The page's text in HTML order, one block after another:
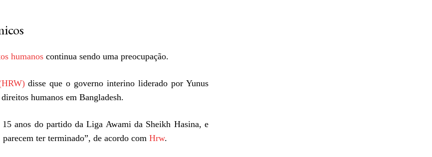
humanos continua sendo uma preocupação.
disse que o governo interino liderado por Yunus
humanos em Bangladesh.
anos do partido da Liga Awami da Sheikh Hasina, e
ter terminado”, de acordo com Hrw.